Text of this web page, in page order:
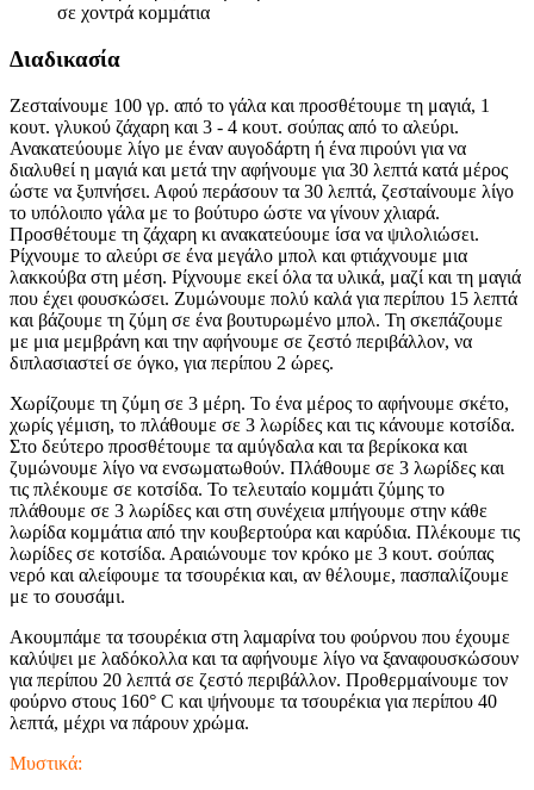
σε χοντρά κοµµάτια
Διαδικασία
Ζεσταίνουμε 100 γρ. από το γάλα και προσθέτουμε τη μαγιά, 1
κουτ. γλυκού ζάχαρη και 3 - 4 κουτ. σούπας από το αλεύρι.
Ανακατεύουμε λίγο με έναν αυγοδάρτη ή ένα πιρούνι για να
διαλυθεί η μαγιά και μετά την αφήνουμε για 30 λεπτά κατά μέρος
ώστε να ξυπνήσει. Αφού περάσουν τα 30 λεπτά, ζεσταίνουμε λίγο
το υπόλοιπο γάλα με το βούτυρο ώστε να γίνουν χλιαρά.
Προσθέτουμε τη ζάχαρη κι ανακατεύουμε ίσα να ψιλολιώσει.
Ρίχνουμε το αλεύρι σε ένα μεγάλο μπολ και φτιάχνουμε μια
λακκούβα στη μέση. Ρίχνουμε εκεί όλα τα υλικά, μαζί και τη μαγιά
που έχει φουσκώσει. Ζυμώνουμε πολύ καλά για περίπου 15 λεπτά
και βάζουμε τη ζύμη σε ένα βουτυρωμένο μπολ. Τη σκεπάζουμε
με μια μεμβράνη και την αφήνουμε σε ζεστό περιβάλλον, να
διπλασιαστεί σε όγκο, για περίπου 2 ώρες.
Χωρίζουμε τη ζύμη σε 3 μέρη. Το ένα μέρος το αφήνουμε σκέτο,
χωρίς γέμιση, το πλάθουμε σε 3 λωρίδες και τις κάνουμε κοτσίδα.
Στο δεύτερο προσθέτουμε τα αμύγδαλα και τα βερίκοκα και
ζυμώνουμε λίγο να ενσωματωθούν. Πλάθουμε σε 3 λωρίδες και
τις πλέκουμε σε κοτσίδα. Το τελευταίο κομμάτι ζύμης το
πλάθουμε σε 3 λωρίδες και στη συνέχεια μπήγουμε στην κάθε
λωρίδα κομμάτια από την κουβερτούρα και καρύδια. Πλέκουμε τις
λωρίδες σε κοτσίδα. Αραιώνουμε τον κρόκο με 3 κουτ. σούπας
νερό και αλείφουμε τα τσουρέκια και, αν θέλουμε, πασπαλίζουμε
με το σουσάμι.
Ακουμπάμε τα τσουρέκια στη λαμαρίνα του φούρνου που έχουμε
καλύψει με λαδόκολλα και τα αφήνουμε λίγο να ξαναφουσκώσουν
για περίπου 20 λεπτά σε ζεστό περιβάλλον. Προθερμαίνουμε τον
φούρνο στους 160° C και ψήνουμε τα τσουρέκια για περίπου 40
λεπτά, μέχρι να πάρουν χρώμα.
Μυστικά: